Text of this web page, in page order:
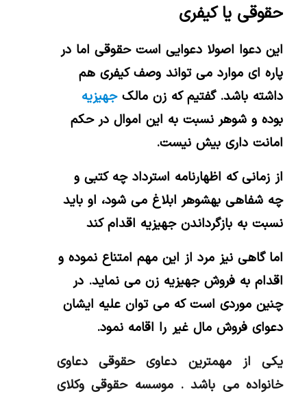
حقوقی یا کیفری
این دعوا اصولا دعوایی است حقوقی اما در
پاره ای موارد می تواند وصف کیفری هم
داشته باشد. گفتیم که زن مالکجهیزیه
بوده و شوهر نسبت به این اموال در حکم
امانت داری بیش نیست.
از زمانی که اظهارنامه استرداد چه کتبی و
چه شفاهی بهشوهر ابلاغ می شود، او باید
نسبت به بازگرداندن جهیزیه اقدام کند
اما گاهی نیز مرد از این مهم امتناع نموده و
اقدام به فروش جهیزیه زن می نماید. در
چنین موردی است که می توان علیه ایشان
دعوای فروش مال غیر را اقامه نمود.
یکی از مهمترین دعاوی حقوقی دعاوی
خانواده می باشد . موسسه حقوقی وکلای